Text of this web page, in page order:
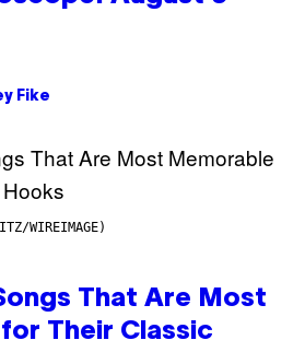
Fike
WIREIMAGE)
That Are Most
Their Classic